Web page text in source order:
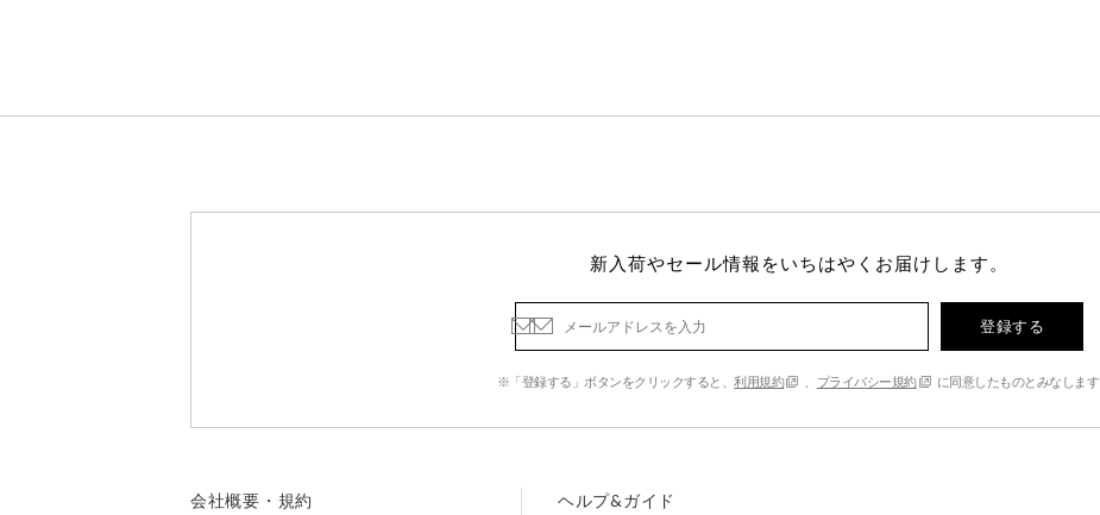
新入荷やセール情報をいちはやくお届けします。
登録する
※「登録する」ボタンをクリックすると、利用規約 プライバシー規約 に同意したものとみなします
会社概要・規約 ヘルプ&ガイド